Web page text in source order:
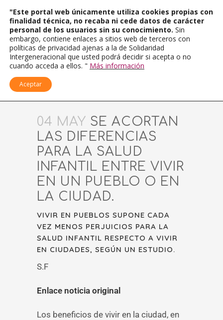
04 MAY SE ACORTAN
LAS DIFERENCIAS
PARA LA SALUD
INFANTIL ENTRE VIVIR
EN UN PUEBLO O EN
LA CIUDAD.
VIVIR EN PUEBLOS SUPONE CADA
VEZ MENOS PERJUICIOS PARA LA
SALUD INFANTIL RESPECTO A VIVIR
EN CIUDADES, SEGÚN UN ESTUDIO.
S.F
Enlace noticia original
Los beneficios de vivir en la ciudad, en
"Este portal web únicamente utiliza cookies propias con
finalidad técnica, no recaba ni cede datos de carácter
personal de los usuarios sin su conocimiento. Sin
embargo, contiene enlaces a sitios web de terceros con
políticas de privacidad ajenas a la de Solidaridad
Intergeneracional que usted podrá decidir si acepta o no
cuando acceda a ellos. " Más información
Aceptar